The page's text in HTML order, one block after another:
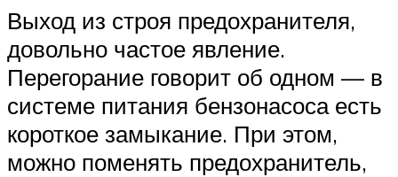
Выход из строя предохранителя,
довольно частое явление.
Перегорание говорит об одном — в
системе питания бензонасоса есть
короткое замыкание. При этом,
можно поменять предохранитель,